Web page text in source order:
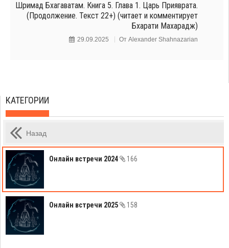
Шримад Бхагаватам. Книга 5. Глава 1. Царь Прияврата.
(Продолжение. Текст 22+) (читает и комментирует
Бхарати Махарадж)
29.09.2025 От Alexander Shahnazarian
КАТЕГОРИИ
Назад
Онлайн встречи 2024 166
Онлайн встречи 2025 158